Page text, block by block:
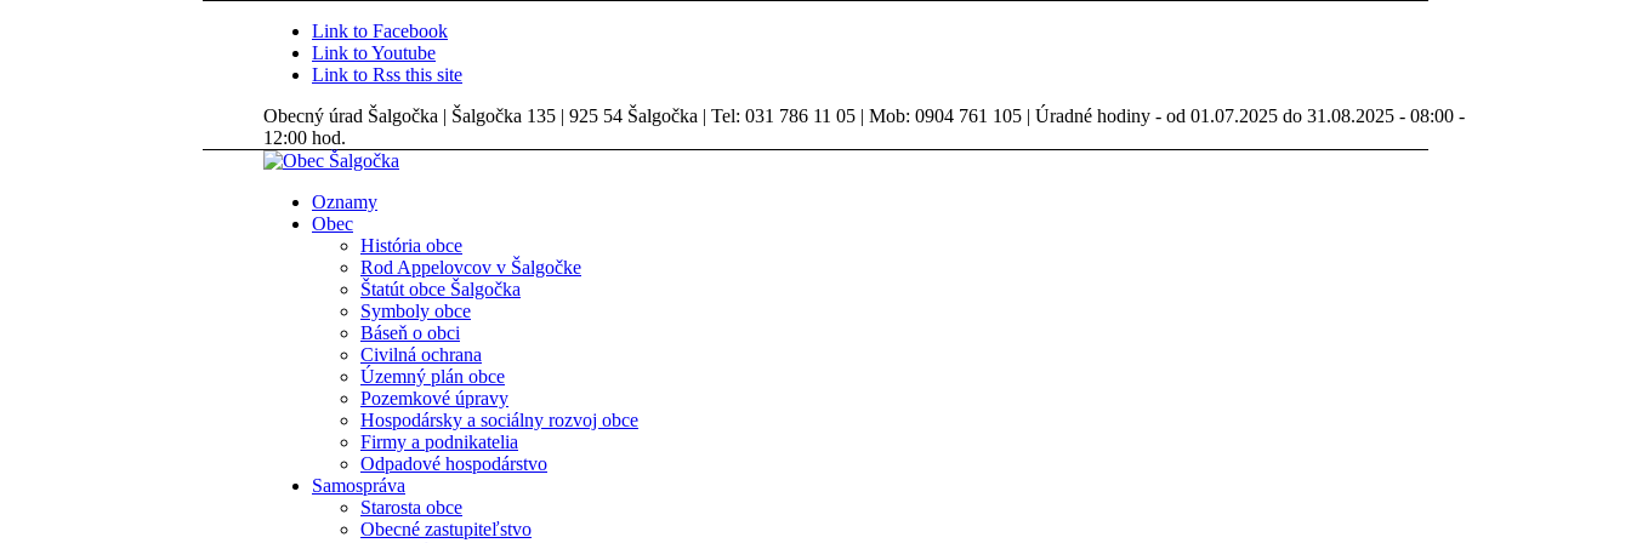
Link to Facebook
Link to Youtube
Link to Rss this site
Obecný úrad Šalgočka | Šalgočka 135 | 925 54 Šalgočka | Tel: 031 786 11 05 | Mob: 0904 761 105 | Úradné hodiny - od 01.07.2025 do 31.08.2025 - 08:00 -
12:00 hod.
Oznamy
Obec
História obce
Rod Appelovcov v Šalgočke
Štatút obce Šalgočka
Symboly obce
Báseň o obci
Civilná ochrana
Územný plán obce
Pozemkové úpravy
Hospodársky a sociálny rozvoj obce
Firmy a podnikatelia
Odpadové hospodárstvo
Samospráva
Starosta obce
Obecné zastupiteľstvo